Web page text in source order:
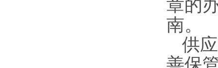
章的
南。
供